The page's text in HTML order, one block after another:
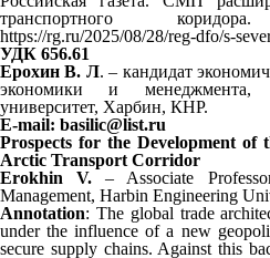
транспортного
https://rg.ru/2025/08/28/reg-dfo/s-
УДК 656.61
Ерохин В. Л. – кандидат
экономики и менеджмента,
университет, Харбин, КНР.
E-mail: basilic@list.ru
Prospects for the Development of
Arctic Transport Corridor
Erokhin V. – Associate
Management, Harbin Engineering
Annotation: The global trade
under the influence of a new
secure supply chains. Against this